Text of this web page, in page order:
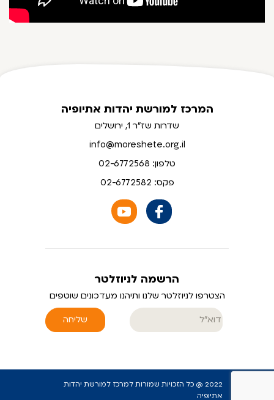
המרכז למורשת יהדות אתיופיה
שדרות שז"ר 1, ירושלים
info@moreshete.org.il
טלפון: 02-6772568
פקס: 02-6772582
הרשמה לניוזלטר
הצטרפו לניוזלטר שלנו ותיהנו מעדכונים שוטפים
שליחה
2022 @ כל הזכויות שמורות למרכז למורשת יהדות
אתיופיה